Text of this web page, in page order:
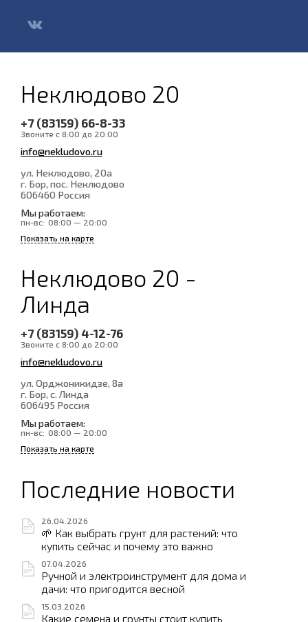
Неклюдово 20
+7 (83159) 66-8-33
Звоните с 8:00 до 20:00
info@nekludovo.ru
ул. Неклюдово, 20а
г. Бор, пос. Неклюдово
606460 Россия
Мы работаем:
пн-вс: 08:00 — 20:00
Показать на карте
Неклюдово 20 -
Линда
+7 (83159) 4-12-76
Звоните с 8:00 до 20:00
info@nekludovo.ru
ул. Орджоникидзе, 8а
г. Бор, с. Линда
606495 Россия
Мы работаем:
пн-вс: 08:00 — 20:00
Показать на карте
Последние новости
26.04.2026
🌱 Как выбрать грунт для растений: что
купить сейчас и почему это важно
07.04.2026
Ручной и электроинструмент для дома и
дачи: что пригодится весной
15.03.2026
Какие семена и грунты стоит купить